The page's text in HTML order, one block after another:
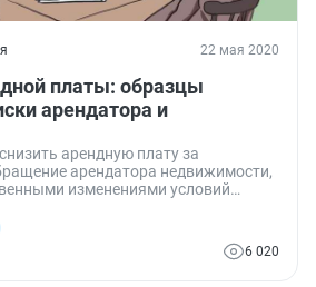
22 мая 2020
платы: образцы
арендатора и
арендную плату за
арендатора недвижимости,
изменениями условий
ситуацией и применяется для
бизнеса.
6 020